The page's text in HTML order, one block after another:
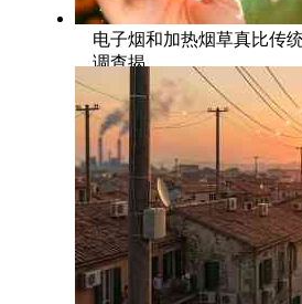
电子烟和加热烟草真比传
调查揭